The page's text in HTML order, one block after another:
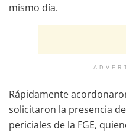
mismo día.
Rápidamente
solicitaron la presencia
periciales de la FGE,